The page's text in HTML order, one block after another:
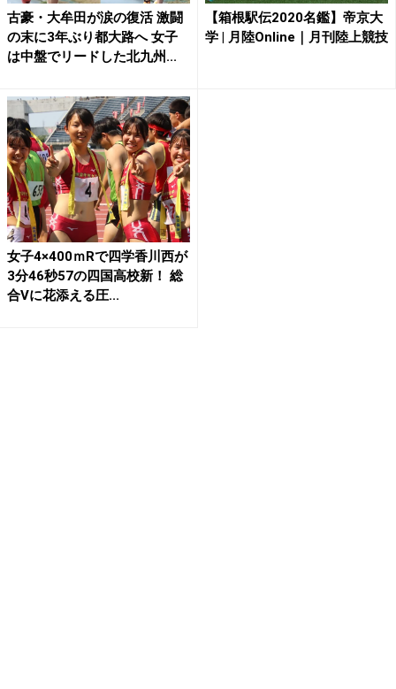
古豪・大牟田が涙の復活 激闘
の末に3年ぶり都大路へ 女子
は中盤でリードした北九州...
【箱根駅伝2020名鑑】帝京大
学 | 月陸Online｜月刊陸上競技
女子4×400ｍRで四学香川西が
3分46秒57の四国高校新！ 総
合Vに花添える圧...